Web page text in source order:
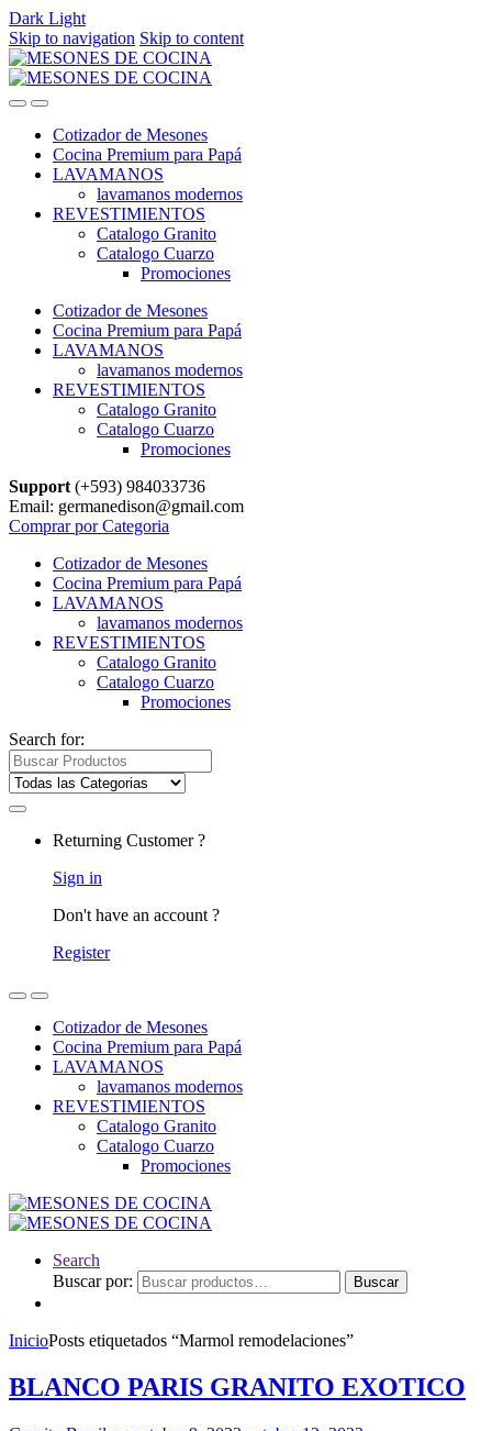
Dark Light
Skip to navigation Skip to content
Cotizador de Mesones
Cocina Premium para Papá
LAVAMANOS
lavamanos modernos
REVESTIMIENTOS
Catalogo Granito
Catalogo Cuarzo
Promociones
Cotizador de Mesones
Cocina Premium para Papá
LAVAMANOS
lavamanos modernos
REVESTIMIENTOS
Catalogo Granito
Catalogo Cuarzo
Promociones
Support (+593) 984033736
Email: germanedison@gmail.com
Comprar por Categoria
Cotizador de Mesones
Cocina Premium para Papá
LAVAMANOS
lavamanos modernos
REVESTIMIENTOS
Catalogo Granito
Catalogo Cuarzo
Promociones
Search for:
Returning Customer ?
Sign in
Don't have an account ?
Register
Cotizador de Mesones
Cocina Premium para Papá
LAVAMANOS
lavamanos modernos
REVESTIMIENTOS
Catalogo Granito
Catalogo Cuarzo
Promociones
Search
Buscar por:
Buscar
InicioPosts etiquetados “Marmol remodelaciones”
BLANCO PARIS GRANITO EXOTICO